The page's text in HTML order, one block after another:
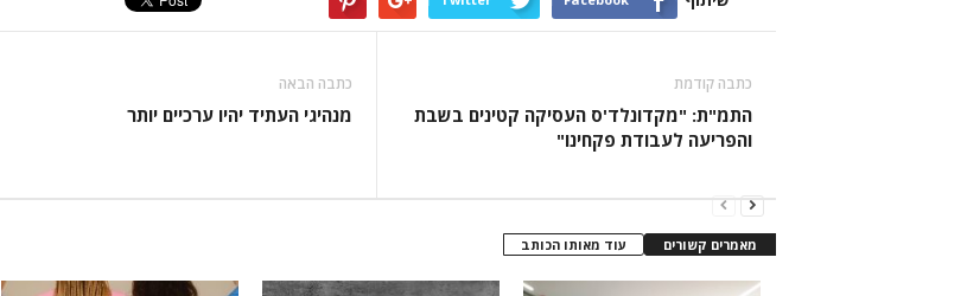
כתבה קודמת
התמ"ת: "מקדונלד'ס העסיקה קטינים בשבת
והפריעה לעבודת פקחינו"
כתבה הבאה
מנהיגי העתיד יהיו ערכיים יותר
מאמרים קשורים עוד מאותו הכותב